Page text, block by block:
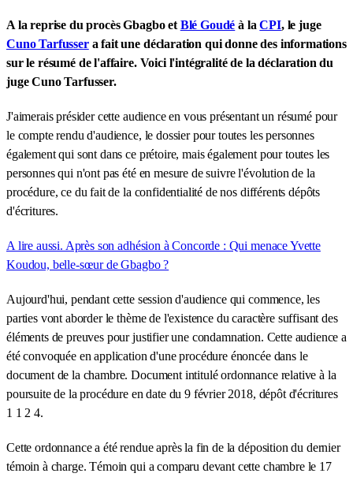
A la reprise du procès Gbagbo et Blé Goudé à laCPI, le juge
Cuno Tarfussera fait une déclaration qui donne des informations
sur le résumé de l'affaire. Voici l'intégralité de la déclaration du
juge Cuno Tarfusser.
J'aimerais présider cette audience en vous présentant un résumé pour
le compte rendu d'audience, le dossier pour toutes les personnes
également qui sont dans ce prétoire, mais également pour toutes les
personnes qui n'ont pas été en mesure de suivre l'évolution de la
procédure, ce du fait de la confidentialité de nos différents dépôts
d'écritures.
A lire aussi. Après son adhésion à Concorde : Qui menace Yvette
Koudou, belle-sœur de Gbagbo ?
Aujourd'hui, pendant cette session d'audience qui commence, les
parties vont aborder le thème de l'existence du caractère suffisant des
éléments de preuves pour justifier une condamnation. Cette audience a
été convoquée en application d'une procédure énoncée dans le
document de la chambre. Document intitulé ordonnance relative à la
poursuite de la procédure en date du 9 février 2018, dépôt d'écritures
1 1 2 4.
Cette ordonnance a été rendue après la fin de la déposition du dernier
témoin à charge. Témoin qui a comparu devant cette chambre le 17